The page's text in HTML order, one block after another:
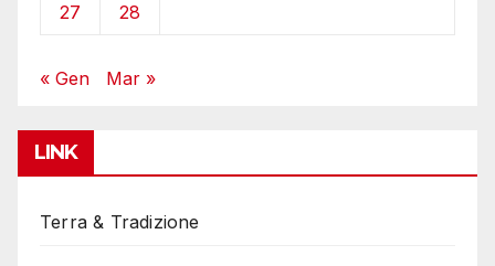
27 28
« Gen Mar »
LINK
Terra & Tradizione